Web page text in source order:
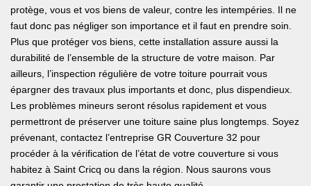
protège, vous et vos biens de valeur, contre les intempéries. Il ne
faut donc pas négliger son importance et il faut en prendre soin.
Plus que protéger vos biens, cette installation assure aussi la
durabilité de l’ensemble de la structure de votre maison. Par
ailleurs, l’inspection régulière de votre toiture pourrait vous
épargner des travaux plus importants et donc, plus dispendieux.
Les problèmes mineurs seront résolus rapidement et vous
permettront de préserver une toiture saine plus longtemps. Soyez
prévenant, contactez l’entreprise GR Couverture 32 pour
procéder à la vérification de l’état de votre couverture si vous
habitez à Saint Cricq ou dans la région. Nous saurons vous